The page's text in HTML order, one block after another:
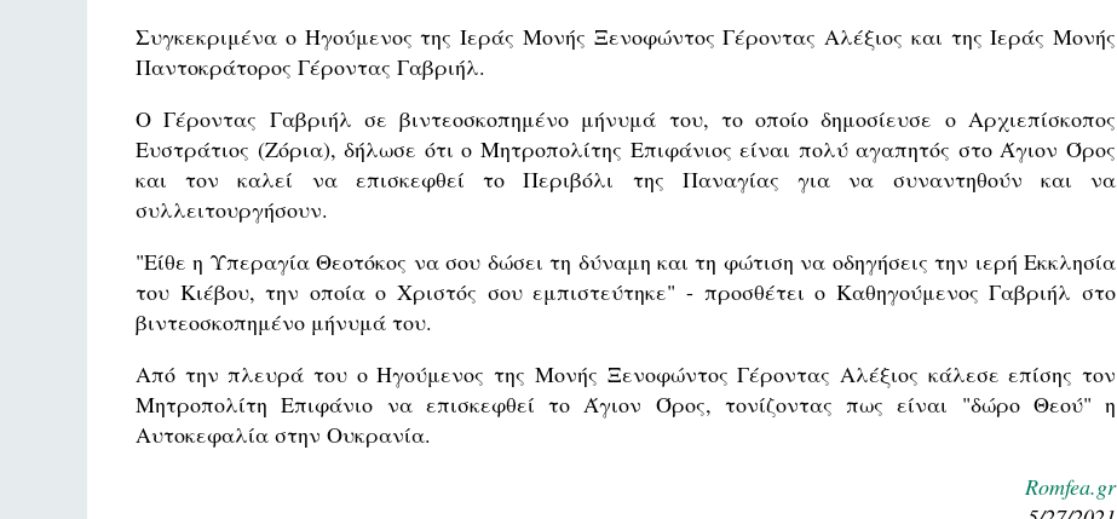
Συγκεκριμένα ο Ηγούμενος της Ιεράς Μονής Ξενοφώντος Γέροντας Αλέξιος και της Ιεράς Μονής
Παντοκράτορος Γέροντας Γαβριήλ.
Ο Γέροντας Γαβριήλ σε βιντεοσκοπημένο μήνυμά του, το οποίο δημοσίευσε ο Αρχιεπίσκοπος
Ευστράτιος (Ζόρια), δήλωσε ότι ο Μητροπολίτης Επιφάνιος είναι πολύ αγαπητός στο Άγιον Όρος
και τον καλεί να επισκεφθεί το Περιβόλι της Παναγίας για να συναντηθούν και να
συλλειτουργήσουν.
"Είθε η Υπεραγία Θεοτόκος να σου δώσει τη δύναμη και τη φώτιση να οδηγήσεις την ιερή Εκκλησία
του Κιέβου, την οποία ο Χριστός σου εμπιστεύτηκε" - προσθέτει ο Καθηγούμενος Γαβριήλ στο
βιντεοσκοπημένο μήνυμά του.
Από την πλευρά του ο Ηγούμενος της Μονής Ξενοφώντος Γέροντας Αλέξιος κάλεσε επίσης τον
Μητροπολίτη Επιφάνιο να επισκεφθεί το Άγιον Όρος, τονίζοντας πως είναι "δώρο Θεού" η
Αυτοκεφαλία στην Ουκρανία.
Romfea.gr